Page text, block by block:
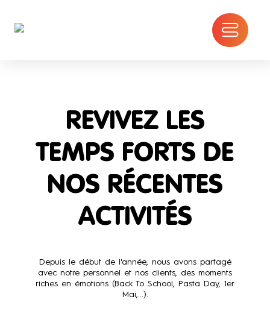
REVIVEZ LES
TEMPS FORTS DE
NOS RÉCENTES
ACTIVITÉS
Depuis le début de l'année, nous avons partagé
avec notre personnel et nos clients, des moments
riches en émotions (Back To School, Pasta Day, 1er
Mai,...).